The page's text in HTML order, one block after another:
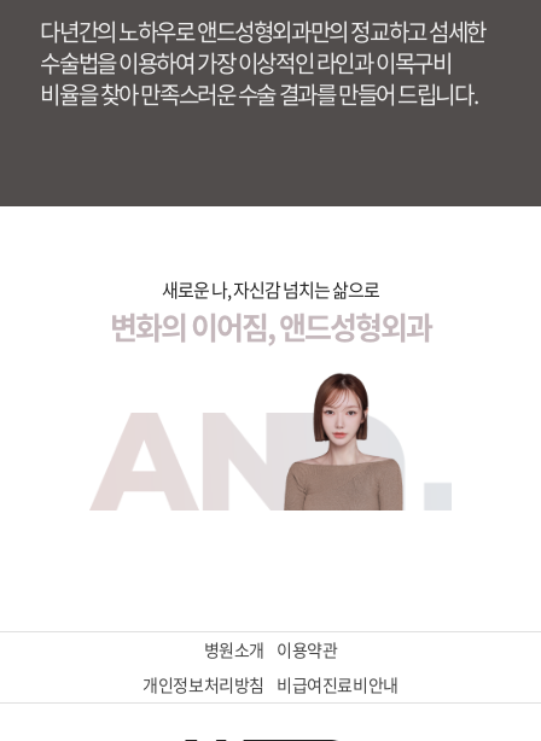
다년간의 노하우로 앤드성형외과만의 정교하고 섬세한
수술법을 이용하여 가장 이상적인 라인과 이목구비
비율을 찾아 만족스러운 수술 결과를 만들어 드립니다.
새로운 나, 자신감 넘치는 삶으로
변화의 이어짐, 앤드성형외과
병원소개 이용약관
개인정보처리방침
비급여진료비안내